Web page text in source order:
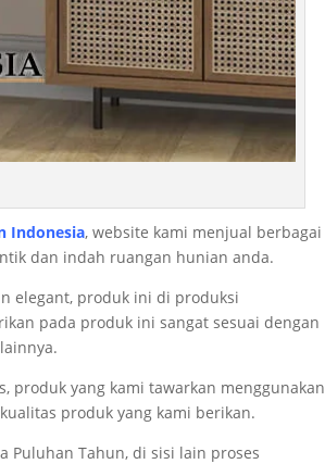
Indonesia, website kami menjual berbagai
dan indah ruangan hunian anda.
elegant, produk ini di produksi
pada produk ini sangat sesuai dengan
produk yang kami tawarkan menggunakan
produk yang kami berikan.
Puluhan Tahun, di sisi lain proses